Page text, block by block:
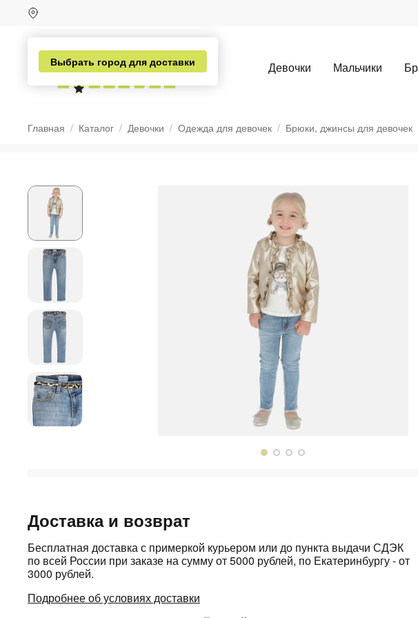
Выбрать город для доставки Девочки Мальчики
Главная Каталог Девочки Одежда для девочек Брюки, джинсы для девочек
Доставка и возврат
Бесплатная доставка с примеркой курьером или до пункта выдачи СДЭК
по всей России при заказе на сумму от 5000 рублей, по Екатеринбургу - от
3000 рублей.
Подробнее об условиях доставки
Разбейте
на части
Оплачивайте